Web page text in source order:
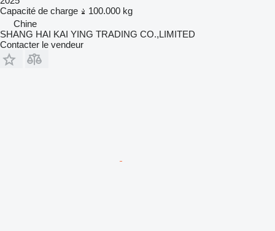
Capacité de charge
100.000 kg
Chine
SHANG HAI KAI YING TRADING CO.,LIMITED
Contacter le vendeur